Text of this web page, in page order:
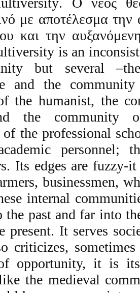
με αποτέλεσμα
και την
is an
but several
and the
the humanist, the
the community
the professional
personnel;
Its edges are fuzzy-
businessmen,
internal
past and far into
present. It serves
criticizes,
opportunity, it is
the medieval